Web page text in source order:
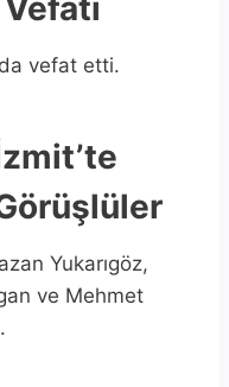
vefat etti.
Yukarıgöz,
ve Mehmet